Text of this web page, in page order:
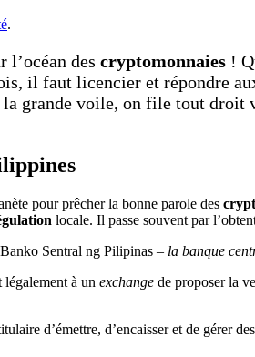
.
l’océan des cryptomonnaies !
il faut licencier et répondre
la grande voile, on file tout droit
pour prêcher la bonne parole des
locale. Il passe souvent par
Sentral ng Pilipinas – la banque
légalement à un exchange de proposer la
d’émettre, d’encaisser et de gérer